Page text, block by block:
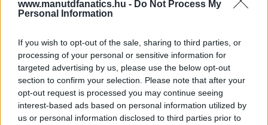
www.manutdfanatics.hu - Do Not Process My
Personal Information
If you wish to opt-out of the sale, sharing to third parties, or
processing of your personal or sensitive information for
targeted advertising by us, please use the below opt-out
section to confirm your selection. Please note that after your
opt-out request is processed you may continue seeing
interest-based ads based on personal information utilized by
us or personal information disclosed to third parties prior to